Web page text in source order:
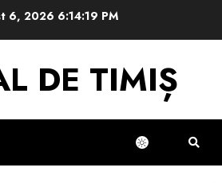
6, 2026 6:14:20 PM
DE TIMIȘ